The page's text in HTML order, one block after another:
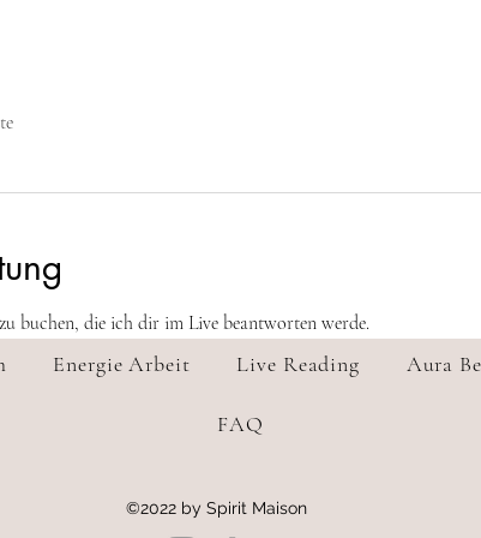
buchen, die ich dir im Live beantworten werde.
Energie Arbeit Live Reading Aura
FAQ
©2022 by Spirit Maison